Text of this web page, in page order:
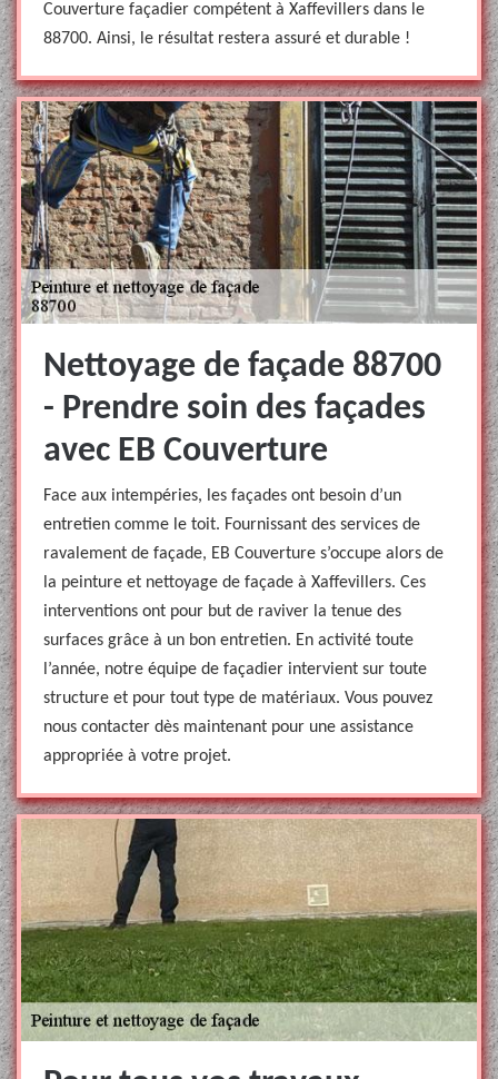
Couverture façadier compétent à Xaffevillers dans le
88700. Ainsi, le résultat restera assuré et durable !
Nettoyage de façade 88700
- Prendre soin des façades
avec EB Couverture
Face aux intempéries, les façades ont besoin d’un
entretien comme le toit. Fournissant des services de
ravalement de façade, EB Couverture s’occupe alors de
la peinture et nettoyage de façade à Xaffevillers. Ces
interventions ont pour but de raviver la tenue des
surfaces grâce à un bon entretien. En activité toute
l’année, notre équipe de façadier intervient sur toute
structure et pour tout type de matériaux. Vous pouvez
nous contacter dès maintenant pour une assistance
appropriée à votre projet.